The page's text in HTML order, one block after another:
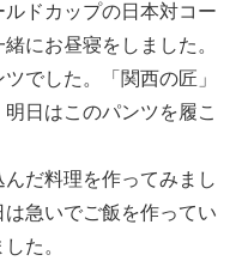
ドカップの日本対コー
にお昼寝をしました。
でした。「関西の匠」
日はこのパンツを履こ
だ料理を作ってみまし
急いでご飯を作ってい
た。